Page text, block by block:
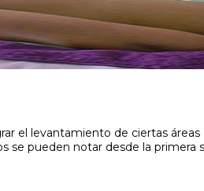
el levantamiento de ciertas
se pueden notar desde la primera